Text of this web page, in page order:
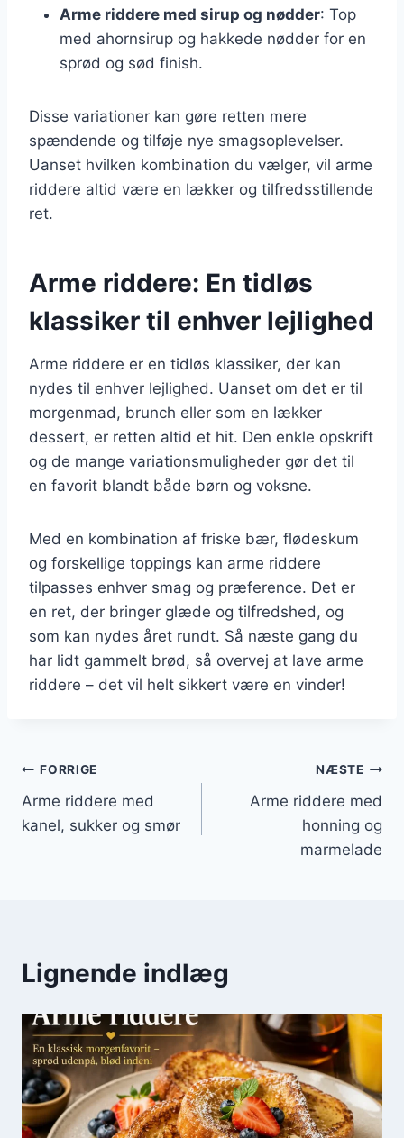
Arme riddere med sirup og nødder: Top
med ahornsirup og hakkede nødder for en
sprød og sød finish.
Disse variationer kan gøre retten mere
spændende og tilføje nye smagsoplevelser.
Uanset hvilken kombination du vælger, vil arme
riddere altid være en lækker og tilfredsstillende
ret.
Arme riddere: En tidløs
klassiker til enhver lejlighed
Arme riddere er en tidløs klassiker, der kan
nydes til enhver lejlighed. Uanset om det er til
morgenmad, brunch eller som en lækker
dessert, er retten altid et hit. Den enkle opskrift
og de mange variationsmuligheder gør det til
en favorit blandt både børn og voksne.
Med en kombination af friske bær, flødeskum
og forskellige toppings kan arme riddere
tilpasses enhver smag og præference. Det er
en ret, der bringer glæde og tilfredshed, og
som kan nydes året rundt. Så næste gang du
har lidt gammelt brød, så overvej at lave arme
riddere – det vil helt sikkert være en vinder!
Indlægsnavigation
FORRIGE
Arme riddere med
kanel, sukker og smør
NÆSTE
Arme riddere med
honning og
marmelade
Lignende indlæg